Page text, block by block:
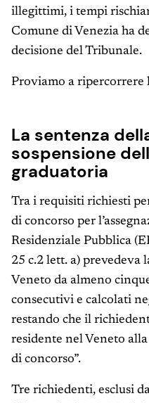
illegittimi, i tempi
Comune di Venezia ha
decisione del Tribunale.
Proviamo a ripercorrere
La sentenza
sospensione
graduatoria
Tra i requisiti richiesti
di concorso per
Residenziale Pubblica
25 c.2 lett. a) prevedeva
Veneto da almeno
consecutivi e calcolati
restando che il
residente nel Veneto
di concorso”.
Tre richiedenti, esclusi